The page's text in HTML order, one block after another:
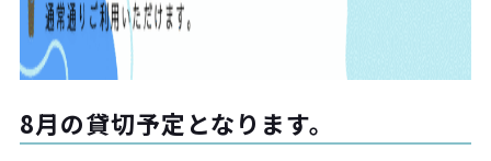
8月の貸切予定となります。